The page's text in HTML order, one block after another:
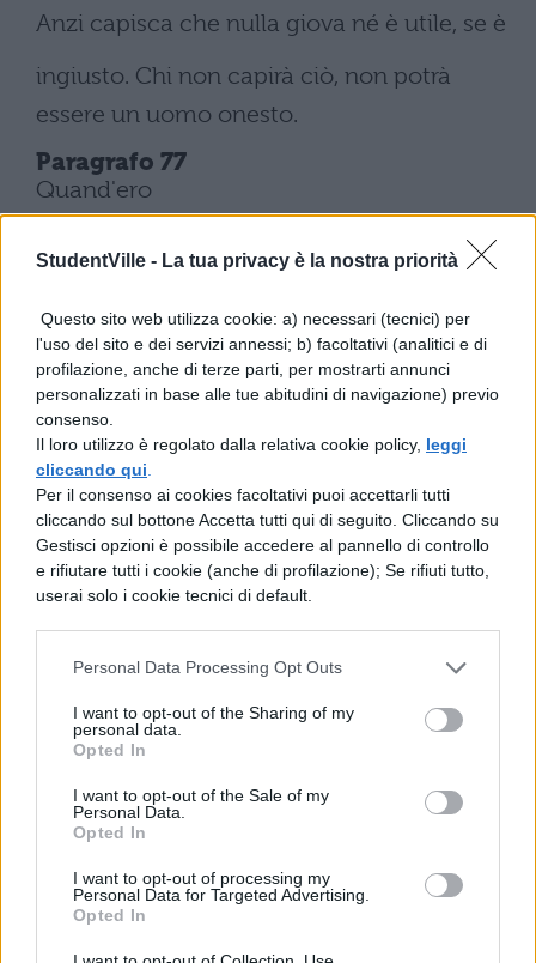
StudentVille - La tua privacy è la nostra priorità
Questo sito web utilizza cookie: a) necessari (tecnici) per
l'uso del sito e dei servizi annessi; b) facoltativi (analitici e di
profilazione, anche di terze parti, per mostrarti annunci
personalizzati in base alle tue abitudini di navigazione) previo
consenso.
Il loro utilizzo è regolato dalla relativa cookie policy, leggi
cliccando qui
Per il consenso ai cookies facoltativi puoi accettarli tutti
cliccando sul bottone Accetta tutti qui di seguito. Cliccando su
Gestisci opzioni è possibile accedere al pannello di controllo
e rifiutare tutti i cookie (anche di profilazione); Se rifiuti tutto,
userai solo i cookie tecnici di default.
Personal Data Processing Opt Outs
I want to opt-out of the Sharing of my
personal data.
Opted In
I want to opt-out of the Sale of my
Personal Data.
Opted In
I want to opt-out of processing my
Personal Data for Targeted Advertising.
Opted In
Anzi capisca che nulla giova né è utile, se è
ingiusto. Chi non capirà ciò, non potrà
essere un uomo onesto.
Paragrafo 77
Quand'ero
ragazzo sentivo raccontare da mio padre
che l'ex-console Fimbria fu giudice in un
processo riguardante Marco Lutazio Pinzia,
onestissimo cavaliere romano, che si era
impegnato a pagare una somma se una
sentenza da lui provocata non l'avesse
dichiarato
galantuomo; Fimbria gli disse che non
avrebbe mai fatto da giudice in quella
questione, per non togliere la reputazione
uomo stimato, in caso di un giudizio
negativo, o per non sembrare di aver
momento che tale
qualità presuppone innumerevoli doveri e
virtù. A quest'uomo buono, di cui aveva